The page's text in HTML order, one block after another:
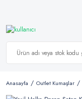
Anasayfa Outlet Kumaşlar